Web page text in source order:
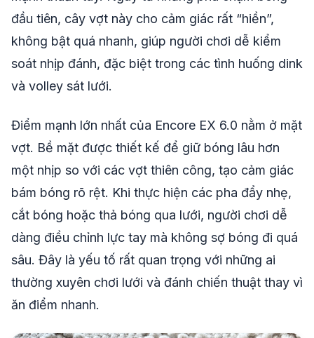
đầu tiên, cây vợt này cho cảm giác rất “hiền”,
không bật quá nhanh, giúp người chơi dễ kiểm
soát nhịp đánh, đặc biệt trong các tình huống dink
và volley sát lưới.
Điểm mạnh lớn nhất của Encore EX 6.0 nằm ở mặt
vợt. Bề mặt được thiết kế để giữ bóng lâu hơn
một nhịp so với các vợt thiên công, tạo cảm giác
bám bóng rõ rệt. Khi thực hiện các pha đẩy nhẹ,
cắt bóng hoặc thả bóng qua lưới, người chơi dễ
dàng điều chỉnh lực tay mà không sợ bóng đi quá
sâu. Đây là yếu tố rất quan trọng với những ai
thường xuyên chơi lưới và đánh chiến thuật thay vì
ăn điểm nhanh.